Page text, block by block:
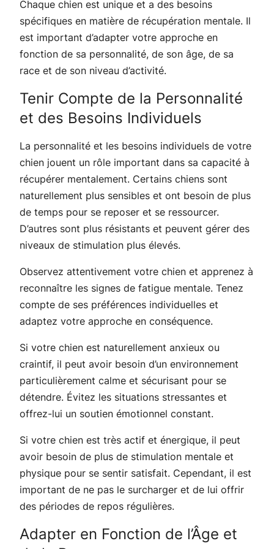
Chaque chien est unique et a des besoins
spécifiques en matière de récupération mentale. Il
est important d’adapter votre approche en
fonction de sa personnalité, de son âge, de sa
race et de son niveau d’activité.
Tenir Compte de la Personnalité
et des Besoins Individuels
La personnalité et les besoins individuels de votre
chien jouent un rôle important dans sa capacité à
récupérer mentalement. Certains chiens sont
naturellement plus sensibles et ont besoin de plus
de temps pour se reposer et se ressourcer.
D’autres sont plus résistants et peuvent gérer des
niveaux de stimulation plus élevés.
Observez attentivement votre chien et apprenez à
reconnaître les signes de fatigue mentale. Tenez
compte de ses préférences individuelles et
adaptez votre approche en conséquence.
Si votre chien est naturellement anxieux ou
craintif, il peut avoir besoin d’un environnement
particulièrement calme et sécurisant pour se
détendre. Évitez les situations stressantes et
offrez-lui un soutien émotionnel constant.
Si votre chien est très actif et énergique, il peut
avoir besoin de plus de stimulation mentale et
physique pour se sentir satisfait. Cependant, il est
important de ne pas le surcharger et de lui offrir
des périodes de repos régulières.
Adapter en Fonction de l’Âge et